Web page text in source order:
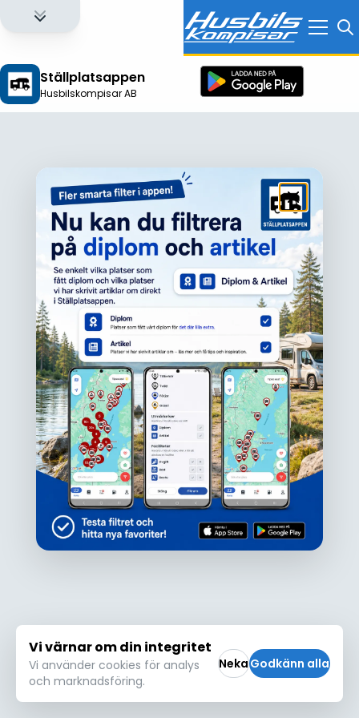
Ställplatsappen
Husbilskompisar AB
Ojdå!
Den här platsen hittades inte eller kunde
inte läsas in korrekt. Vänligen försök igen
Försök igen
Logga in för att få full tillgång till alla funktioner!
Vi värnar om din integritet
Vi använder cookies för analys
och marknadsföring.
NekaGodkänn alla